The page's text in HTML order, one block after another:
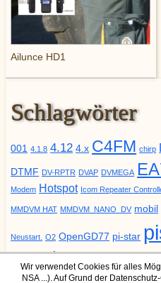
Ailunce HD1
Schlagwörter
001 4.1.8 4.12 4.x C4FM chirp
DTMF DV-RPTR DVAP DVMEGA
Modem Hotspot Icom Repeater
MMDVM HAT MMDVM_NANO_DV mobil
Neustart. O2 OpenGD77 pi-star
update
Wir verwendet Cookies für alles
NSA ...). Auf Grund der